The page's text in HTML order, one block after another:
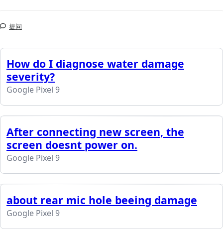
提问
How do I diagnose water damage
severity?
Google Pixel 9
After connecting new screen, the
screen doesnt power on.
Google Pixel 9
about rear mic hole beeing damage
Google Pixel 9